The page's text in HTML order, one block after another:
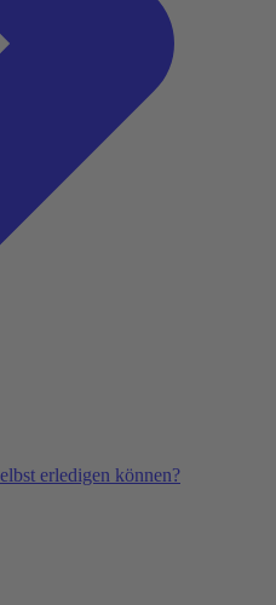
erledigen können?